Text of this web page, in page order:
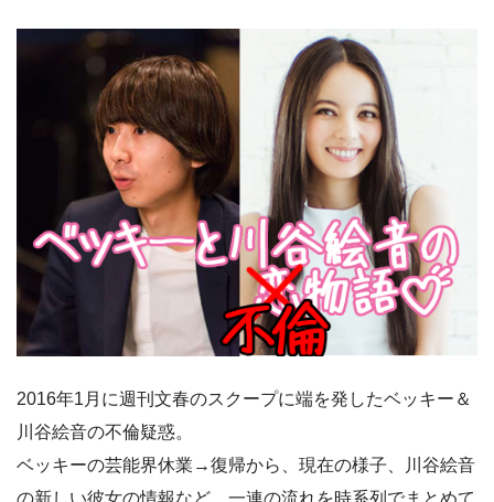
2016年1月に週刊文春のスクープに端を発したベッキー＆
川谷絵音の不倫疑惑。
ベッキーの芸能界休業→復帰から、現在の様子、川谷絵音
の新しい彼女の情報など、一連の流れを時系列でまとめて